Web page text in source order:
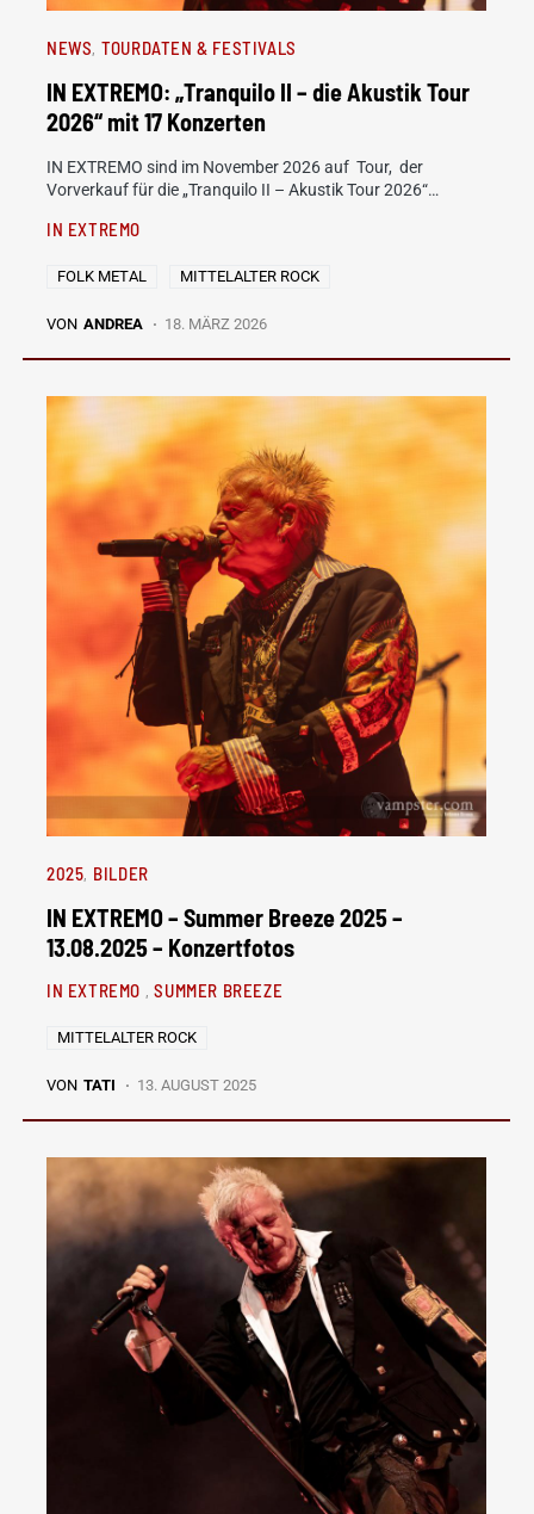
NEWS TOURDATEN & FESTIVALS
IN EXTREMO: „Tranquilo II – die Akustik Tour
2026“ mit 17 Konzerten
IN EXTREMO sind im November 2026 auf Tour, der
Vorverkauf für die „Tranquilo II – Akustik Tour 2026“…
IN EXTREMO
FOLK METAL MITTELALTER ROCK
VON ANDREA 18. MÄRZ 2026
2025 BILDER
IN EXTREMO – Summer Breeze 2025 –
13.08.2025 – Konzertfotos
IN EXTREMO SUMMER BREEZE
MITTELALTER ROCK
VON TATI 13. AUGUST 2025